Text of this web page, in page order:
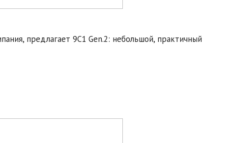
предлагает 9C1 Gen.2: небольшой, практичный